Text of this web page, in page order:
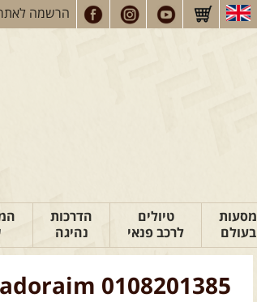
הרשמה
מסעות
בעולם
טיולים
לרכב פנאי
הדרכות
נהיגה
0108201385